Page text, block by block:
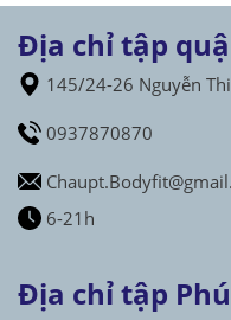
Địa chỉ tập
145/24-26 Nguyễn
0937870870
6-21h
Địa chỉ tập